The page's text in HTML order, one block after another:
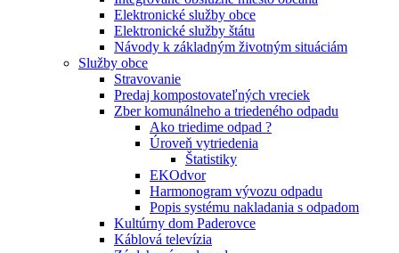
Elektronické služby obce
Elektronické služby štátu
Návody k základným životným situáciám
Služby obce
Stravovanie
Predaj kompostovateľných vreciek
Zber komunálneho a triedeného odpadu
Ako triedime odpad ?
Úroveň vytriedenia
Štatistiky
EKOdvor
Harmonogram vývozu odpadu
Popis systému nakladania s odpadom
Kultúrny dom Paderovce
Káblová televízia